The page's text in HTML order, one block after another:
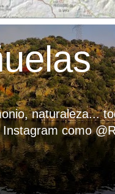
naturaleza...
como